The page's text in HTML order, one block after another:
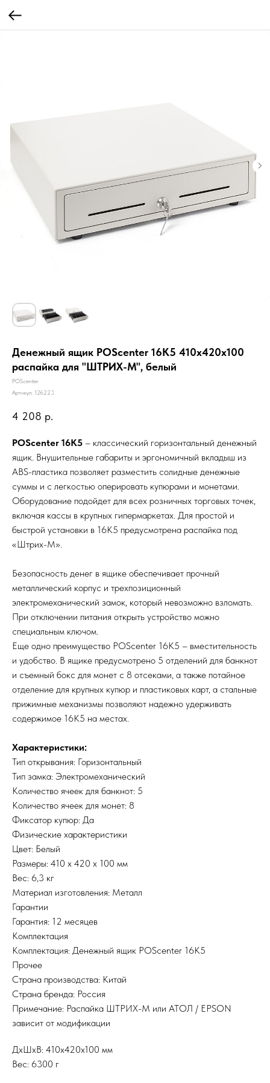
Денежный ящик POScenter 16K5 410x420x100
распайка для "ШТРИХ-М", белый
POScenter
Артикул: 126223
4 208 р.
POScenter 16K5 – классический горизонтальный денежный
ящик. Внушительные габариты и эргономичный вкладыш из
ABS-пластика позволяет разместить солидные денежные
суммы и с легкостью оперировать купюрами и монетами.
Оборудование подойдет для всех розничных торговых точек,
включая кассы в крупных гипермаркетах. Для простой и
быстрой установки в 16K5 предусмотрена распайка под
«Штрих-М».
Безопасность денег в ящике обеспечивает прочный
металлический корпус и трехпозиционный
электромеханический замок, который невозможно взломать.
При отключении питания открыть устройство можно
специальным ключом.
Еще одно преимущество POScenter 16K5 – вместительность
и удобство. В ящике предусмотрено 5 отделений для банкнот
и съемный бокс для монет с 8 отсеками, а также потайное
отделение для крупных купюр и пластиковых карт, а стальные
прижимные механизмы позволяют надежно удерживать
содержимое 16K5 на местах.
Характеристики:
Тип открывания: Горизонтальный
Тип замка: Электромеханический
Количество ячеек для банкнот: 5
Количество ячеек для монет: 8
Фиксатор купюр: Да
Физические характеристики
Цвет: Белый
Размеры: 410 x 420 x 100 мм
Вес: 6,3 кг
Материал изготовления: Металл
Гарантии
Гарантия: 12 месяцев
Комплектация
Комплектация: Денежный ящик POScenter 16K5
Прочее
Страна производства: Китай
Страна бренда: Россия
Примечание: Распайка ШТРИХ-М или АТОЛ / EPSON
зависит от модификации
ДxШxВ: 410x420x100 мм
Вес: 6300 г